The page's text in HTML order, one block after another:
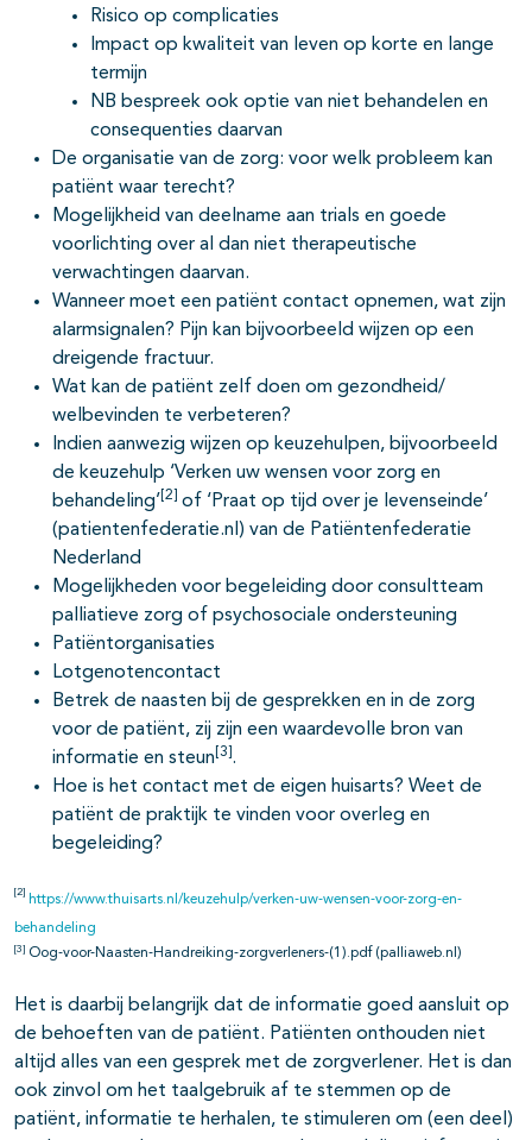
Risico op complicaties
Impact op kwaliteit van leven op korte en lange
termijn
NB bespreek ook optie van niet behandelen en
consequenties daarvan
De organisatie van de zorg: voor welk probleem kan
patiënt waar terecht?
Mogelijkheid van deelname aan trials en goede
voorlichting over al dan niet therapeutische
verwachtingen daarvan.
Wanneer moet een patiënt contact opnemen, wat zijn
alarmsignalen? Pijn kan bijvoorbeeld wijzen op een
dreigende fractuur.
Wat kan de patiënt zelf doen om gezondheid/
welbevinden te verbeteren?
Indien aanwezig wijzen op keuzehulpen, bijvoorbeeld
de keuzehulp ‘Verken uw wensen voor zorg en
behandeling’ [2]
of ‘Praat op tijd over je levenseinde’
(patientenfederatie.nl) van de Patiëntenfederatie
Nederland
Mogelijkheden voor begeleiding door consultteam
palliatieve zorg of psychosociale ondersteuning
Patiëntorganisaties
Lotgenotencontact
Betrek de naasten bij de gesprekken en in de zorg
voor de patiënt, zij zijn een waardevolle bron van
informatie en steun [3] .
Hoe is het contact met de eigen huisarts? Weet de
patiënt de praktijk te vinden voor overleg en
begeleiding?
[2]
https://www.thuisarts.nl/keuzehulp/verken-uw-wensen-voor-zorg-en-
behandeling
[3] Oog-voor-Naasten-Handreiking-zorgverleners-(1).pdf (palliaweb.nl)
Het is daarbij belangrijk dat de informatie goed aansluit op
de behoeften van de patiënt. Patiënten onthouden niet
altijd alles van een gesprek met de zorgverlener. Het is dan
ook zinvol om het taalgebruik af te stemmen op de
patiënt, informatie te herhalen, te stimuleren om (een deel)